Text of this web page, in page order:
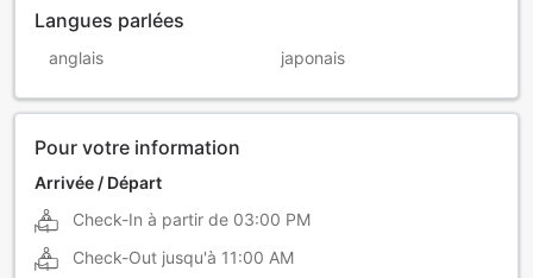
Langues parlées
anglais japonais
Pour votre information
Arrivée / Départ
Check-In à partir de 03:00 PM
Check-Out jusqu'à 11:00 AM